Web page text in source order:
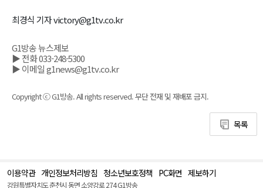
최경식 기자 victory@g1tv.co.kr
G1방송 뉴스제보
▶ 전화 033-248-5300
▶ 이메일 g1news@g1tv.co.kr
Copyright ⓒ G1방송. All rights reserved. 무단 전재 및 재배포 금지.
목록
이용약관 개인정보처리방침 청소년보호정책 PC화면 제보하기
강원특별자치도 춘천시 동면 소양강로 274 G1방송